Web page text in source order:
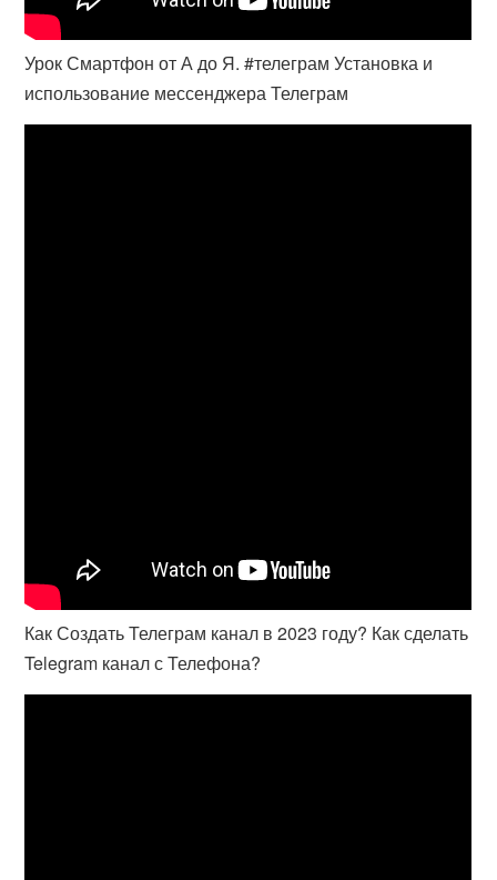
Урок Смартфон от А до Я. #телеграм Установка и
использование мессенджера Телеграм
Как Создать Телеграм канал в 2023 году? Как сделать
Telegram канал с Телефона?